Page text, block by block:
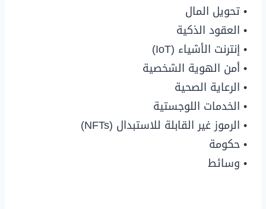
• تحويل المال
• العقود الذكية
• إنترنت الأشياء (IoT)
• أمن الهوية الشخصية
• الرعاية الصحية
• الخدمات اللوجستية
• الرموز غير القابلة للاستبدال (NFTs)
• حكومة
• وسائط